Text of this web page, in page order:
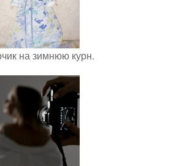
на зимнюю курн.